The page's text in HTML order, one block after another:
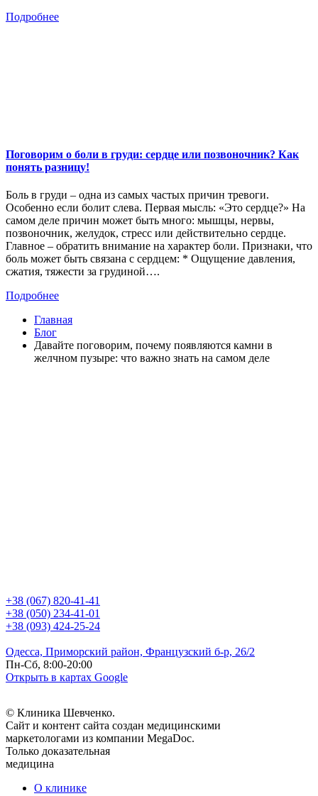
Подробнее
Поговорим о боли в груди: сердце или позвоночник? Как
понять разницу!
Боль в груди – одна из самых частых причин тревоги.
Особенно если болит слева. Первая мысль: «Это сердце?» На
самом деле причин может быть много: мышцы, нервы,
позвоночник, желудок, стресс или действительно сердце.
Главное – обратить внимание на характер боли. Признаки, что
боль может быть связана с сердцем: * Ощущение давления,
сжатия, тяжести за грудиной….
Подробнее
Главная
Блог
Давайте поговорим, почему появляются камни в
желчном пузыре: что важно знать на самом деле
+38 (067) 820-41-41
+38 (050) 234-41-01
+38 (093) 424-25-24
Одесса, Приморский район, Французский б-р, 26/2
Пн-Сб, 8:00-20:00
Открыть в картах Google
© Клиника Шевченко.
Сайт и контент сайта создан медицинскими
маркетологами из компании MegaDoc.
Только доказательная
медицина
О клинике